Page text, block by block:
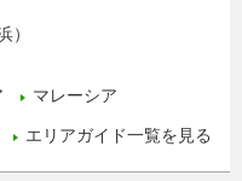
）
マレーシア
エリアガイド一覧を見る